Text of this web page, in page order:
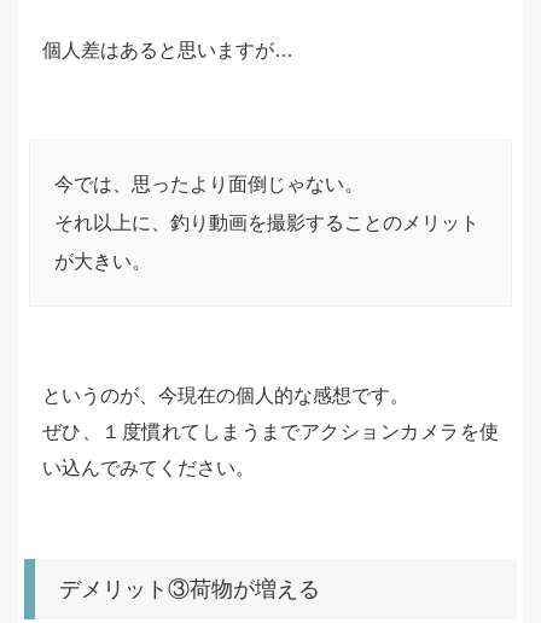
個人差はあると思いますが…
今では、思ったより面倒じゃない。
それ以上に、釣り動画を撮影することのメリット
が大きい。
というのが、今現在の個人的な感想です。
ぜひ、１度慣れてしまうまでアクションカメラを使
い込んでみてください。
デメリット③荷物が増える